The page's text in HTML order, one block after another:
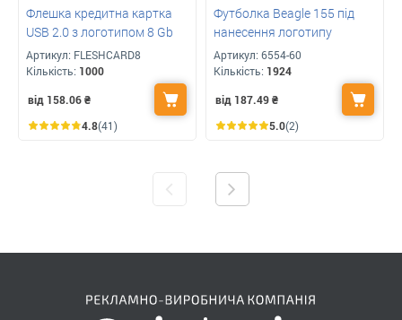
Флешка кредитна картка
USB 2.0 з логотипом 8 Gb
Артикул: FLESHCARD8
Кількість: 1000
від 158.06₴
4.8(41)
Футболка Beagle 155 під
нанесення логотипу
Артикул: 6554-60
Кількість: 1924
від 187.49₴
5.0(2)